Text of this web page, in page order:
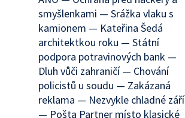
smyšlenkami — Srážka vlaku s
kamionem — Kateřina Šedá
architektkou roku — Státní
podpora potravinových bank —
Dluh vůči zahraničí — Chování
policistů u soudu — Zakázaná
reklama — Nezvykle chladné září
— Pošta Partner místo klasické